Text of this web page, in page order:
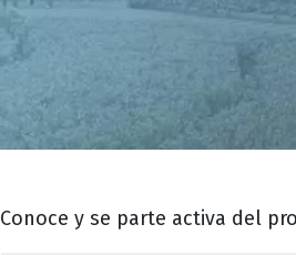
Descripción
Conoce y se parte activa del